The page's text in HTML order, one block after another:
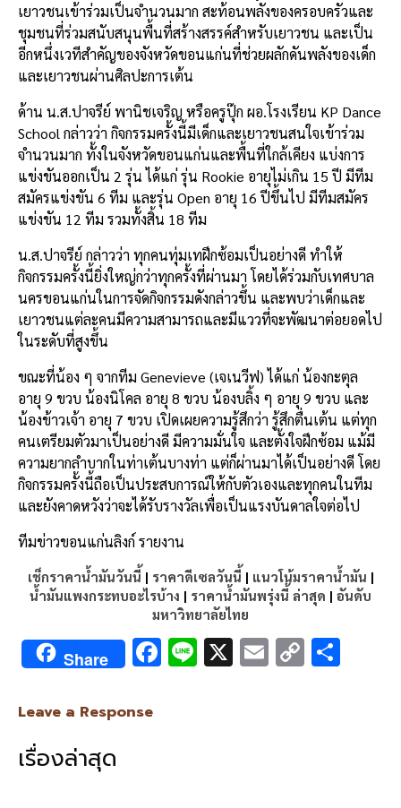
เยาวชนเข้าร่วมเป็นจำนวนมาก สะท้อนพลังของครอบครัวและ
ชุมชนที่ร่วมสนับสนุนพื้นที่สร้างสรรค์สำหรับเยาวชน และเป็น
อีกหนึ่งเวทีสำคัญของจังหวัดขอนแก่นที่ช่วยผลักดันพลังของเด็ก
และเยาวชนผ่านศิลปะการเต้น
ด้าน น.ส.ปาจรีย์ พานิชเจริญ หรือครูปุ๊ก ผอ.โรงเรียน KP Dance
School กล่าวว่า กิจกรรมครั้งนี้มีเด็กและเยาวชนสนใจเข้าร่วม
จำนวนมาก ทั้งในจังหวัดขอนแก่นและพื้นที่ใกล้เคียง แบ่งการ
แข่งขันออกเป็น 2 รุ่น ได้แก่ รุ่น Rookie อายุไม่เกิน 15 ปี มีทีม
สมัครแข่งขัน 6 ทีม และรุ่น Open อายุ 16 ปีขึ้นไป มีทีมสมัคร
แข่งขัน 12 ทีม รวมทั้งสิ้น 18 ทีม
น.ส.ปาจรีย์ กล่าวว่า ทุกคนทุ่มเทฝึกซ้อมเป็นอย่างดี ทำให้
กิจกรรมครั้งนี้ยิ่งใหญ่กว่าทุกครั้งที่ผ่านมา โดยได้ร่วมกับเทศบาล
นครขอนแก่นในการจัดกิจกรรมดังกล่าวขึ้น และพบว่าเด็กและ
เยาวชนแต่ละคนมีความสามารถและมีแววที่จะพัฒนาต่อยอดไป
ในระดับที่สูงขึ้น
ขณะที่น้อง ๆ จากทีม Genevieve (เจเนวีฟ) ได้แก่ น้องกะตุล
อายุ 9 ขวบ น้องนิโคล อายุ 8 ขวบ น้องบลิ้ง ๆ อายุ 9 ขวบ และ
น้องข้าวเจ้า อายุ 7 ขวบ เปิดเผยความรู้สึกว่า รู้สึกตื่นเต้น แต่ทุก
คนเตรียมตัวมาเป็นอย่างดี มีความมั่นใจ และตั้งใจฝึกซ้อม แม้มี
ความยากลำบากในท่าเต้นบางท่า แต่ก็ผ่านมาได้เป็นอย่างดี โดย
กิจกรรมครั้งนี้ถือเป็นประสบการณ์ให้กับตัวเองและทุกคนในทีม
และยังคาดหวังว่าจะได้รับรางวัลเพื่อเป็นแรงบันดาลใจต่อไป
ทีมข่าวขอนแก่นลิงก์ รายงาน
เช็กราคาน้ำมันวันนี้ | ราคาดีเซลวันนี้ | แนวโน้มราคาน้ำมัน |
น้ำมันแพงกระทบอะไรบ้าง | ราคาน้ำมันพรุ่งนี้ ล่าสุด | อันดับ
มหาวิทยาลัยไทย
Share F Li X E C
Leave a Response
เรื่องล่าสุด